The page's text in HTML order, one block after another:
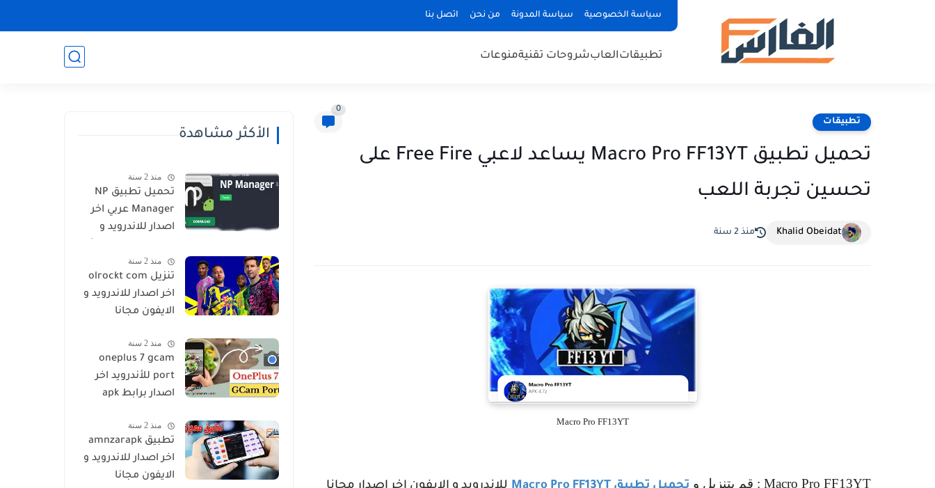
سياسة الخصوصية سياسة المدونة من نحن اتصل بنا
تطبيقاتالعابشروحات تقنيةمنوعات
تطبيقات
0
تحميل تطبيق Macro Pro FF13YT يساعد لاعبي Free Fire على
تحسين تجربة اللعب
Khalid Obeidat منذ 2 سنة
Macro Pro FF13YT
Macro Pro FF13YT : قم بتنزيل و
الأكثر مشاهدة
منذ 2 سنة
تحميل تطبيق NP
Manager عربي اخر
اصدار للاندرويد و
منذ 2 سنة
تنزيل olrockt com
اخر اصدار للاندرويد و
الايفون مجانا
منذ 2 سنة
oneplus 7 gcam
port للأندرويد اخر
اصدار برابط apk
منذ 2 سنة
تطبيق amnzarapk
اخر اصدار للاندرويد و
الايفون مجانا